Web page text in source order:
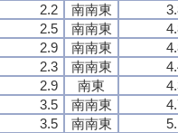
2.2 南南東
2.5 南南東
2.9 南南東
2.3 南南東
2.9 南東
3.5 南南東
3.5 南南東